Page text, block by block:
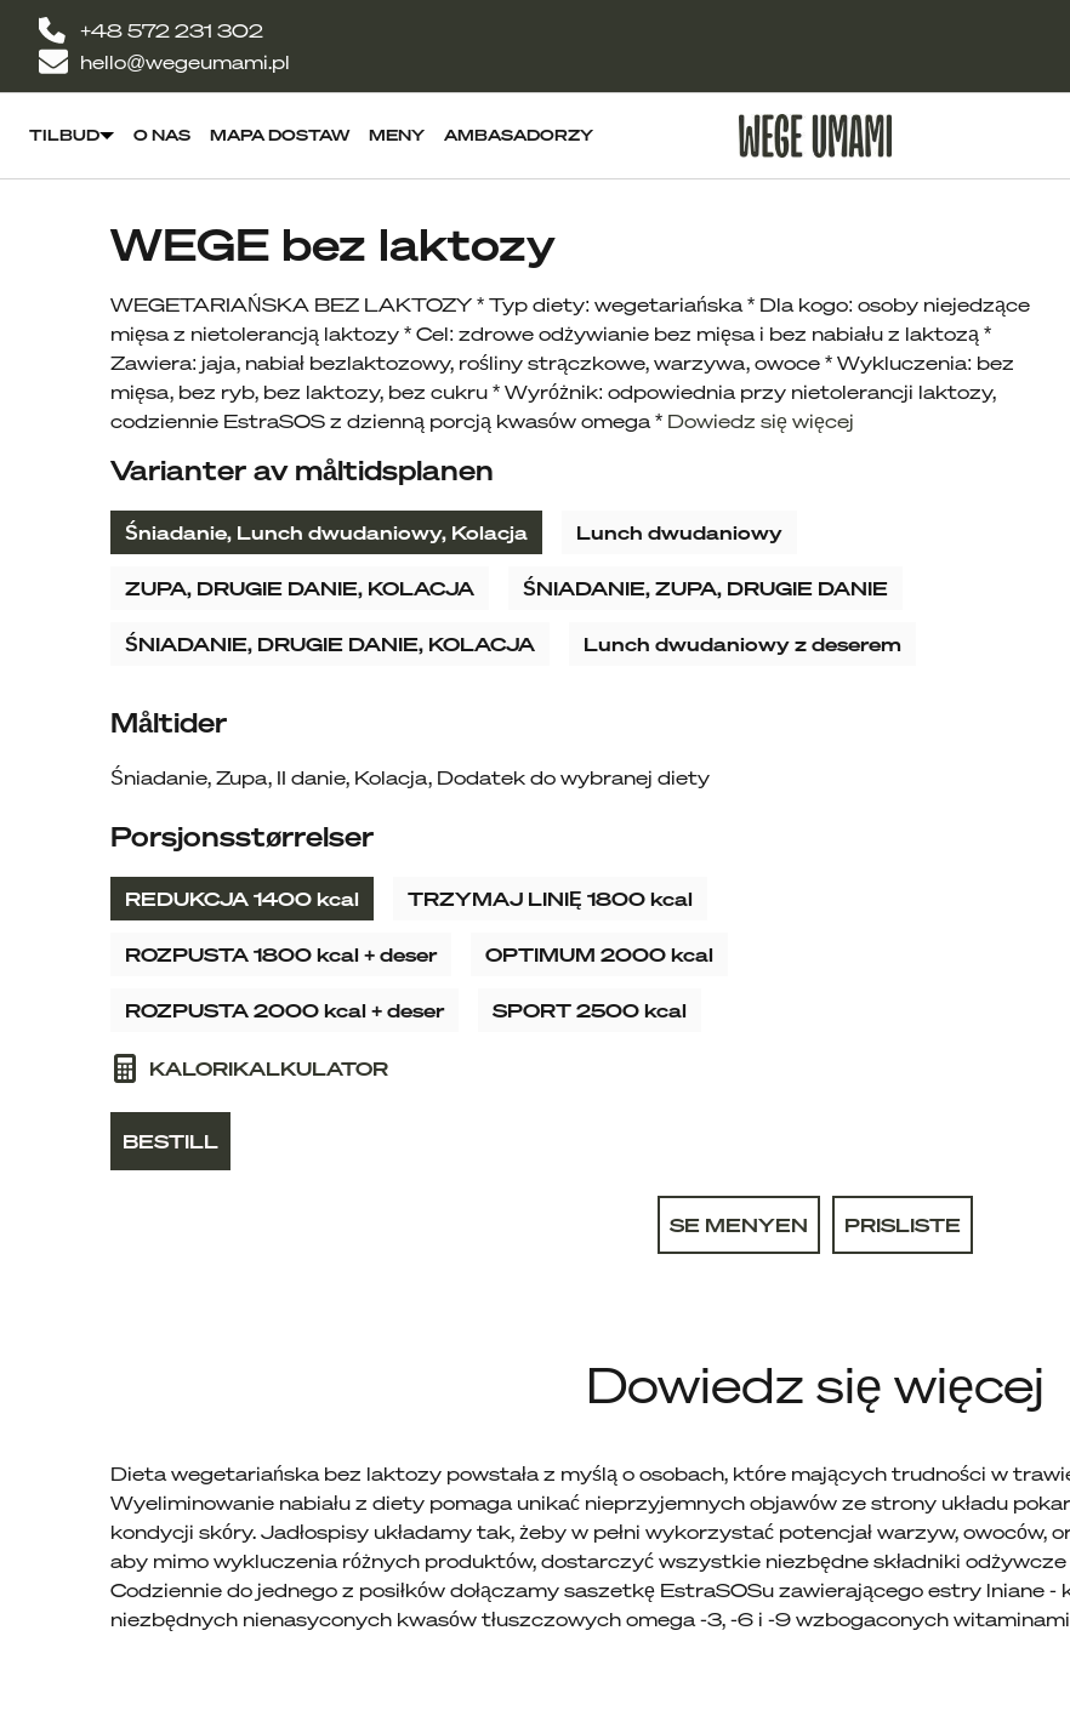
+48 572 231 302
hello@wegeumami.pl
TILBUD O NAS MAPA DOSTAW MENY AMBASADORZY
WEGE bez laktozy
WEGETARIAŃSKA BEZ LAKTOZY * Typ diety: wegetariańska * Dla kogo: osoby niejedzące
mięsa z nietolerancją laktozy * Cel: zdrowe odżywianie bez mięsa i bez nabiału z laktozą *
Zawiera: jaja, nabiał bezlaktozowy, rośliny strączkowe, warzywa, owoce * Wykluczenia: bez
mięsa, bez ryb, bez laktozy, bez cukru * Wyróżnik: odpowiednia przy nietolerancji laktozy,
codziennie EstraSOS z dzienną porcją kwasów omega * Dowiedz się więcej
Varianter av måltidsplanen
Śniadanie, Lunch dwudaniowy, Kolacja Lunch dwudaniowy
ZUPA, DRUGIE DANIE, KOLACJA ŚNIADANIE, ZUPA, DRUGIE DANIE
ŚNIADANIE, DRUGIE DANIE, KOLACJA Lunch dwudaniowy z deserem
Måltider
Śniadanie,Zupa, II danie, Kolacja, Dodatek do wybranej diety
Porsjonsstørrelser
REDUKCJA 1400 kcal TRZYMAJ LINIĘ 1800 kcal
ROZPUSTA 1800 kcal + deser OPTIMUM 2000 kcal
ROZPUSTA 2000 kcal + deser SPORT 2500 kcal
KALORIKALKULATOR
BESTILL
SE MENYEN PRISLISTE
Dowiedz się więcej
Dieta wegetariańska bez laktozy powstała z myślą o osobach, które mających trudności w
Wyeliminowanie nabiału z diety pomaga unikać nieprzyjemnych objawów ze strony układu
kondycji skóry. Jadłospisy układamy tak, żeby w pełni wykorzystać potencjał warzyw, owoców,
aby mimo wykluczenia różnych produktów, dostarczyć wszystkie niezbędne składniki odżywcze
Codziennie do jednego z posiłków dołączamy saszetkę EstraSOSu zawierającego estry lniane
niezbędnych nienasyconych kwasów tłuszczowych omega -3, -6 i -9 wzbogaconych witaminami